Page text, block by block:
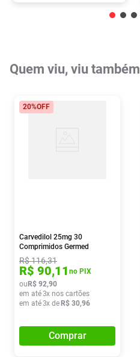
Quem viu, viu também
20%OFF
Carvedilol 25mg 30
Comprimidos Germed
R$116,31
R$ 90,11 no PIX
ou R$ 92,90
em até3x nos cartões
em até3x de R$ 30,96
Comprar